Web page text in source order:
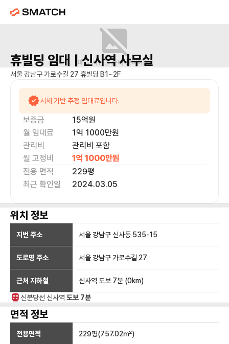
매물 사진을 준비 중이에요.
휴빌딩 임대 | 신사역사무실
서울 강남구 가로수길 27 휴빌딩 B1~2F
시세 기반 추정 임대료입니다.
보증금 15억원
월 임대료
1억 1000만원
관리비
관리비 포함
월 고정비
1억 1000만원
전용 면적
229평
최근 확인일
2024.03.05
위치 정보
지번 주소 서울 강남구 신사동 535-15
도로명 주소 서울 강남구 가로수길 27
근처 지하철 신사역 도보 7분 (0km)
신분당선 신사역 도보 7분
면적 정보
전용면적 229평(757.02㎡)